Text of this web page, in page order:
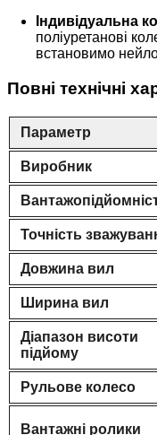
Індивідуальна
поліуретанові
встановимо
Повні технічні
Параметр
Виробник
Точність
Довжина вил
Ширина вил
Діапазон висоти
підйому
Рульове колесо
Вантажні ролики